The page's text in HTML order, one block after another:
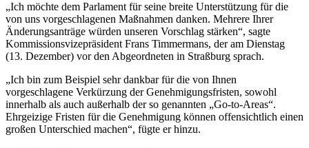
„Ich möchte dem Parlament für seine breite Unterstützung für die
von uns vorgeschlagenen Maßnahmen danken. Mehrere Ihrer
Änderungsanträge würden unseren Vorschlag stärken“, sagte
Kommissionsvizepräsident Frans Timmermans, der am Dienstag
(13. Dezember) vor den Abgeordneten in Straßburg sprach.
„Ich bin zum Beispiel sehr dankbar für die von Ihnen
vorgeschlagene Verkürzung der Genehmigungsfristen, sowohl
innerhalb als auch außerhalb der so genannten „Go-to-Areas“.
Ehrgeizige Fristen für die Genehmigung können offensichtlich einen
großen Unterschied machen“, fügte er hinzu.